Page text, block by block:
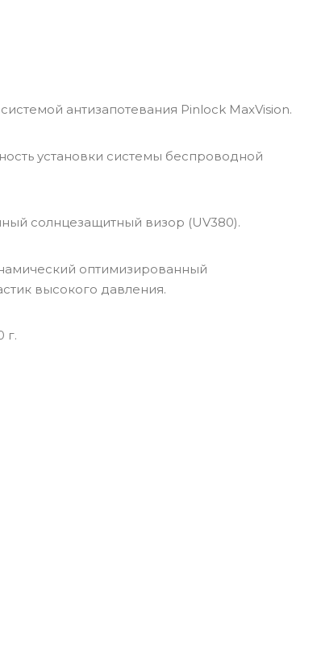
антизапотевания Pinlock MaxVision.
установки системы беспроводной
солнцезащитный визор (UV380).
оптимизированный
высокого давления.
г.